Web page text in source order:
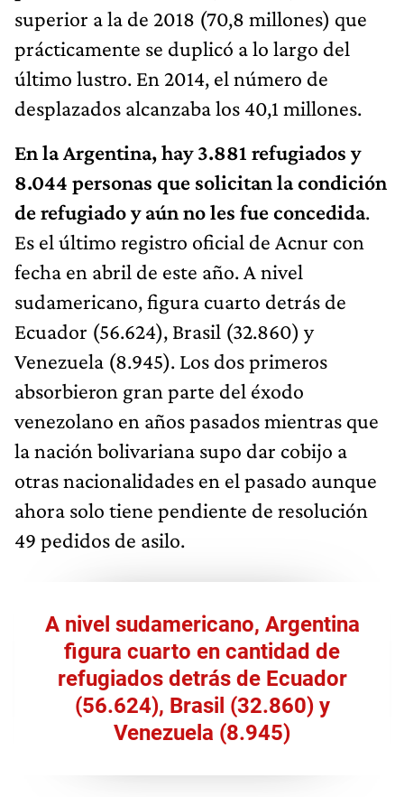
superior a la de 2018 (70,8 millones) que
prácticamente se duplicó a lo largo del
último lustro. En 2014, el número de
desplazados alcanzaba los 40,1 millones.
En la Argentina, hay 3.881 refugiados y
8.044 personas que solicitan la condición
de refugiado y aún no les fue concedida.
Es el último registro oficial de Acnur con
fecha en abril de este año. A nivel
sudamericano, figura cuarto detrás de
Ecuador (56.624), Brasil (32.860) y
Venezuela (8.945). Los dos primeros
absorbieron gran parte del éxodo
venezolano en años pasados mientras que
la nación bolivariana supo dar cobijo a
otras nacionalidades en el pasado aunque
ahora solo tiene pendiente de resolución
49 pedidos de asilo.
A nivel sudamericano, Argentina
figura cuarto en cantidad de
refugiados detrás de Ecuador
(56.624), Brasil (32.860) y
Venezuela (8.945)